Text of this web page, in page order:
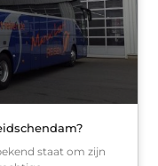
staat om zijn